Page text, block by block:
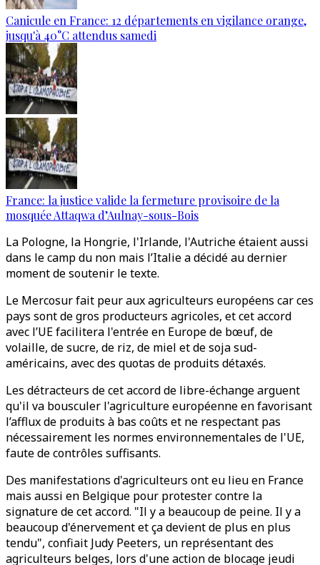
Canicule en France: 12 départements en vigilance orange,
jusqu'à 40°C attendus samedi
France: la justice valide la fermeture provisoire de la
mosquée Attaqwa d’Aulnay-sous-Bois
La Pologne, la Hongrie, l'Irlande, l'Autriche étaient aussi
dans le camp du non mais l’Italie a décidé au dernier
moment de soutenir le texte.
Le Mercosur fait peur aux agriculteurs européens car ces
pays sont de gros producteurs agricoles, et cet accord
avec l’UE facilitera l'entrée en Europe de bœuf, de
volaille, de sucre, de riz, de miel et de soja sud-
américains, avec des quotas de produits détaxés.
Les détracteurs de cet accord de libre-échange arguent
qu'il va bousculer l'agriculture européenne en favorisant
l’afflux de produits à bas coûts et ne respectant pas
nécessairement les normes environnementales de l'UE,
faute de contrôles suffisants.
Des manifestations d'agriculteurs ont eu lieu en France
mais aussi en Belgique pour protester contre la
signature de cet accord. "Il y a beaucoup de peine. Il y a
beaucoup d'énervement et ça devient de plus en plus
tendu", confiait Judy Peeters, un représentant des
agriculteurs belges, lors d'une action de blocage jeudi